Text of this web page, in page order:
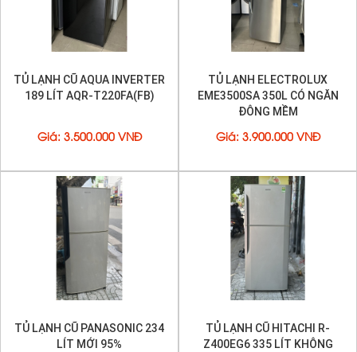
TỦ LẠNH CŨ AQUA INVERTER
189 LÍT AQR-T220FA(FB)
Giá: 3.500.000 VNĐ
TỦ LẠNH ELECTROLUX
EME3500SA 350L CÓ NGĂN
ĐÔNG MỀM
Giá: 3.900.000 VNĐ
TỦ LẠNH CŨ PANASONIC 234
LÍT MỚI 95%
TỦ LẠNH CŨ HITACHI R-
Z400EG6 335 LÍT KHÔNG